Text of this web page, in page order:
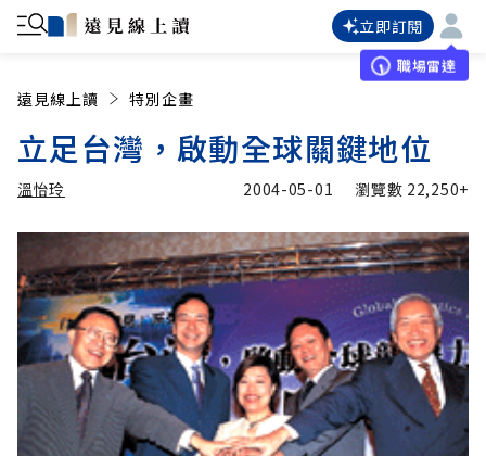
立即訂閱
職場雷達
遠見線上讀 特別企畫
立足台灣，啟動全球關鍵地位
溫怡玲
溫怡玲 加入追蹤
2004-05-01 瀏覽數 22,250+